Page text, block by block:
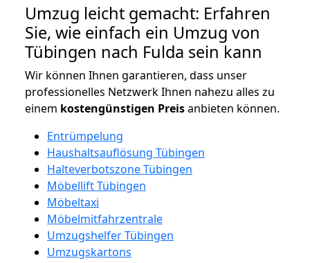
Umzug leicht gemacht: Erfahren
Sie, wie einfach ein Umzug von
Tübingen nach Fulda sein kann
Wir können Ihnen garantieren, dass unser
professionelles Netzwerk Ihnen nahezu alles zu
einem kostengünstigen Preisanbieten können.
Entrümpelung
Haushaltsauflösung Tübingen
Halteverbotszone Tübingen
Möbellift Tübingen
Möbeltaxi
Möbelmitfahrzentrale
Umzugshelfer Tübingen
Umzugskartons